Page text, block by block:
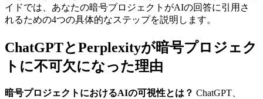
イドでは、あなたの暗号プロジェクトがAIの回答に引用さ
れるための4つの具体的なステップを説明します。
ChatGPTとPerplexityが暗号プロジェク
トに不可欠になった理由
暗号プロジェクトにおけるAIの可視性とは？ ChatGPT、